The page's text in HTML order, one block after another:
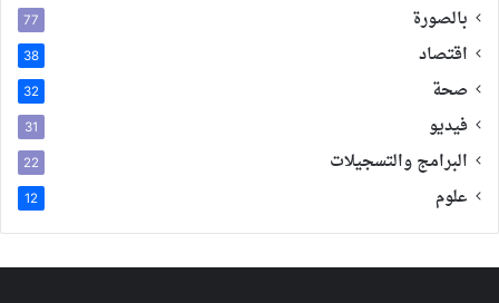
بالصورة 77
اقتصاد 38
صحة 32
فيديو 31
البرامج والتسجيلات 22
علوم 12